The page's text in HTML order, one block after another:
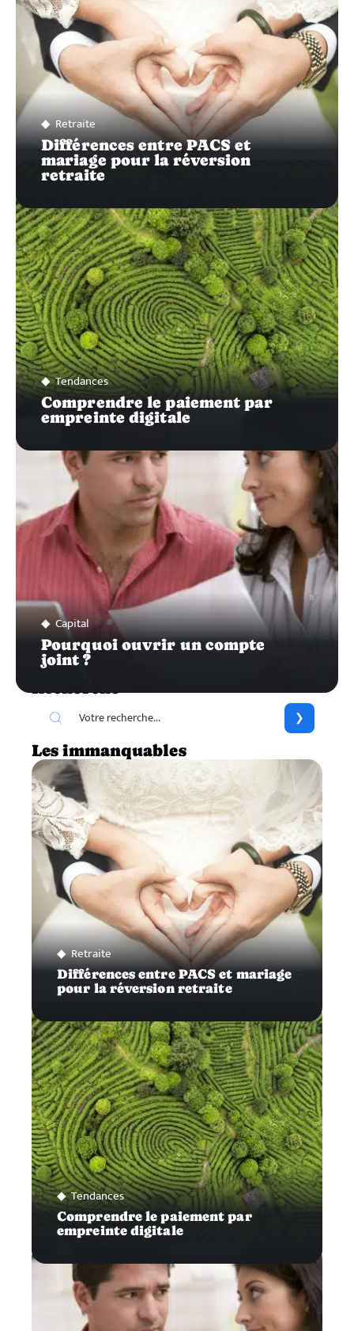
Retraite
Différences entre PACS et
mariage pour la réversion
retraite
Tendances
Comprendre le paiement par
empreinte digitale
Capital
Pourquoi ouvrir un compte
joint ?
Les immanquables
Retraite
Différences entre PACS et mariage
pour la réversion retraite
Tendances
Comprendre le paiement par
empreinte digitale